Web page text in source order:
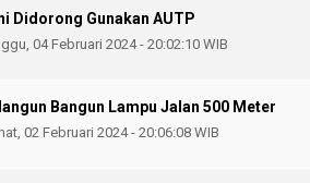
Didorong Gunakan AUTP
04 Februari 2024 - 20:02:10 WIB
Bangun Lampu Jalan 500 Meter
02 Februari 2024 - 20:06:08 WIB